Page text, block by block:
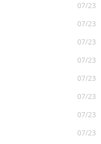
07/23
07/23
07/23
07/23
07/23
07/23
07/23
07/23